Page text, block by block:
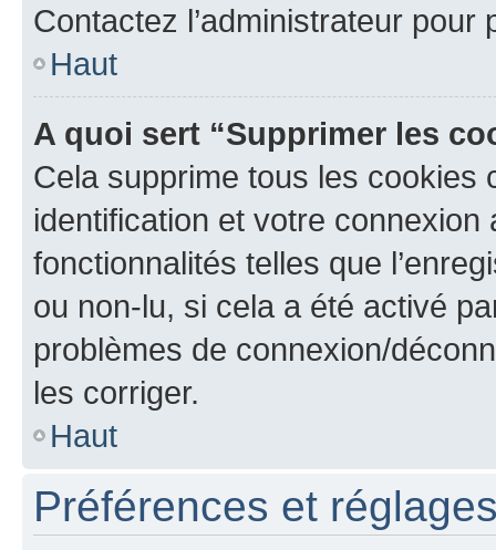
Contactez l’administrateur
Haut
A quoi sert “Supprimer les
Cela supprime tous les cookies
identification et votre
fonctionnalités telles que
ou non-lu, si cela a été activé
problèmes de connexion/
les corriger.
Haut
Préférences et